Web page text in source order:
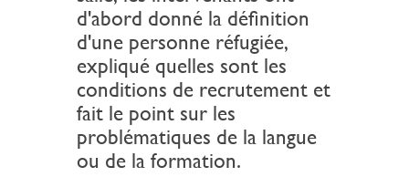
d'abord donné la définition
d'une personne réfugiée,
expliqué quelles sont les
conditions de recrutement et
fait le point sur les
problématiques de la langue
ou de la formation.